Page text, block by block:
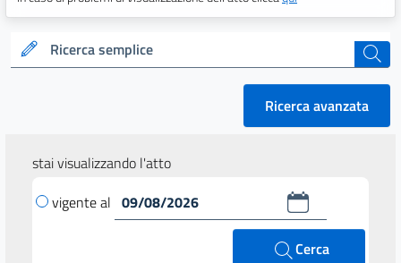
Ricerca semplice cerca
Ricerca avanzata
stai visualizzando l'atto
vigente al
Cerca